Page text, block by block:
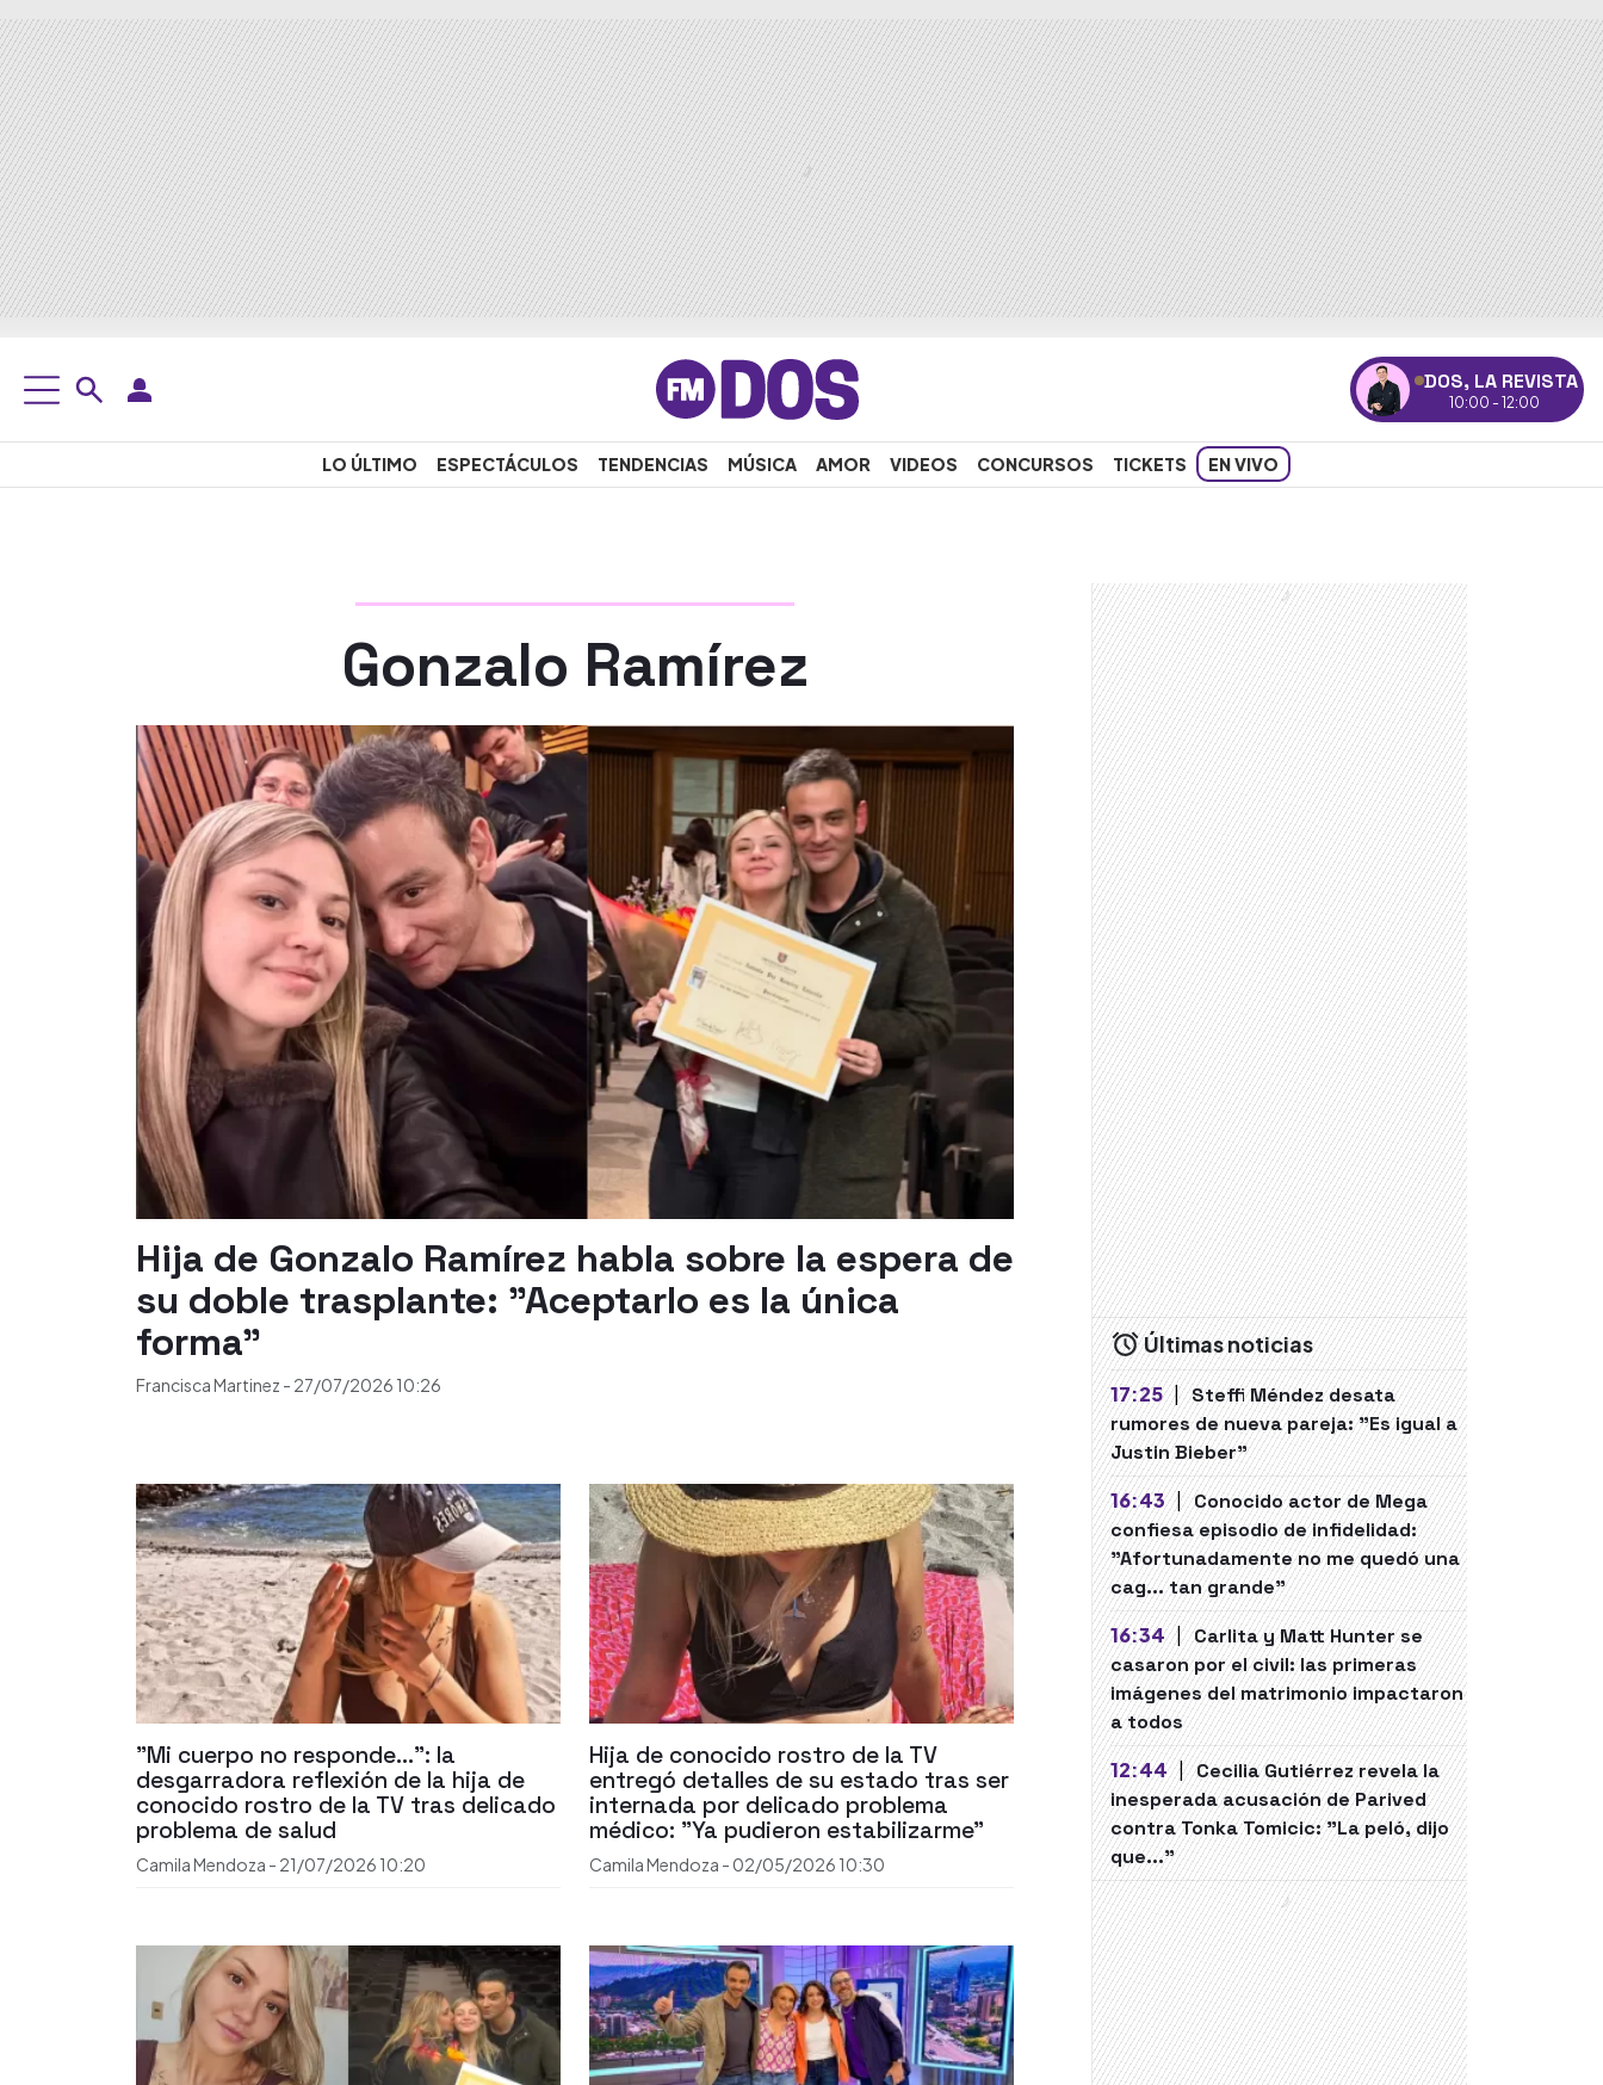
DOS, LA REVISTA
10:00 - 12:00
LO ÚLTIMO ESPECTÁCULOS TENDENCIAS MÚSICA AMOR VIDEOS CONCURSOS TICKETS EN VIVO
Gonzalo Ramírez
Hija de Gonzalo Ramírez habla sobre la espera de
su doble trasplante: "Aceptarlo es la única
forma"
Francisca Martinez - 27/07/2026 10:26
"Mi cuerpo no responde...": la
desgarradora reflexión de la hija de
conocido rostro de la TV tras delicado
problema de salud
Camila Mendoza - 21/07/2026 10:20
Hija de conocido rostro de la TV
entregó detalles de su estado tras ser
internada por delicado problema
médico: "Ya pudieron estabilizarme"
Camila Mendoza - 02/05/2026 10:30
Últimas noticias
17:25 | Steffi Méndez desata
rumores de nueva pareja: "Es igual a
Justin Bieber"
16:43 | Conocido actor de Mega
confiesa episodio de infidelidad:
"Afortunadamente no me quedó una
cag... tan grande"
16:34 | Carlita y Matt Hunter se
casaron por el civil: las primeras
imágenes del matrimonio impactaron
a todos
12:44 | Cecilia Gutiérrez revela la
inesperada acusación de Parived
contra Tonka Tomicic: "La peló, dijo
que..."